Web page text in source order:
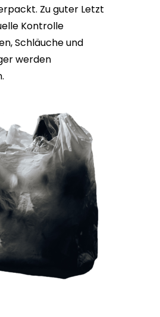
Zu guter Letzt
Kontrolle
Schläuche und
werden